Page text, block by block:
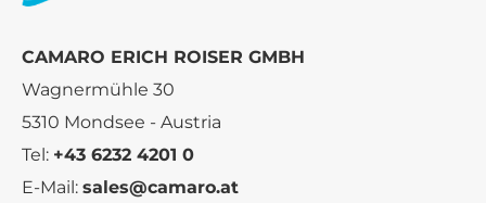
CAMARO ERICH ROISER GMBH
Wagnermühle 30
5310 Mondsee - Austria
Tel: +43 6232 4201 0
E-Mail: sales@camaro.at